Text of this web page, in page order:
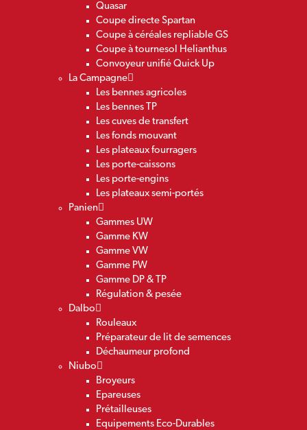
Quasar
Coupe directe Spartan
Coupe à céréales repliable GS
Coupe à tournesol Helianthus
Convoyeur unifié Quick Up
La Campagne
Les bennes agricoles
Les bennes TP
Les cuves de transfert
Les fonds mouvant
Les plateaux fourragers
Les porte-caissons
Les porte-engins
Les plateaux semi-portés
Panien
Gammes UW
Gamme KW
Gamme VW
Gamme PW
Gamme DP & TP
Régulation & pesée
Dalbo
Rouleaux
Préparateur de lit de semences
Déchaumeur profond
Niubo
Broyeurs
Epareuses
Prétailleuses
Equipements Eco-Durables